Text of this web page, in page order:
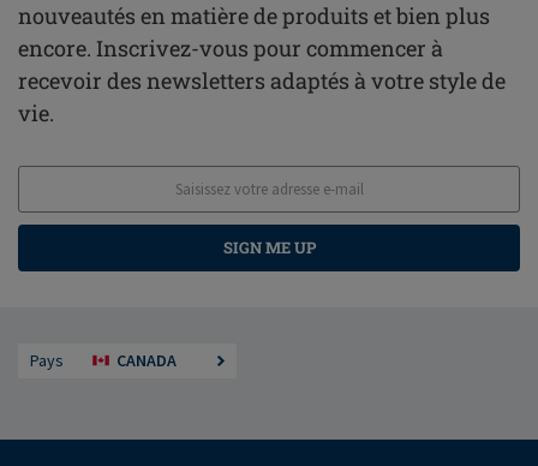
nouveautés en matière de produits et bien plus
encore. Inscrivez-vous pour commencer à
recevoir des newsletters adaptés à votre style de
vie.
SIGN ME UP
Pays CANADA